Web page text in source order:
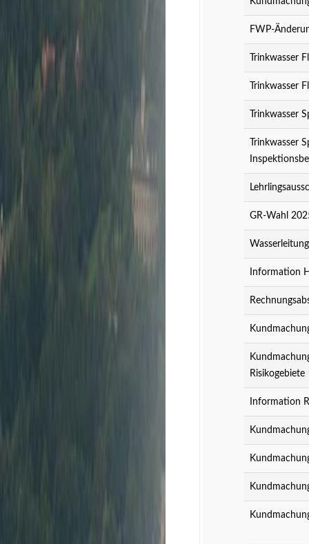
FWP-
Trinkwasser
Trinkwasser
Trinkwasser
Trinkwasser
GR-Wahl
Information
Risikogebiete
Information